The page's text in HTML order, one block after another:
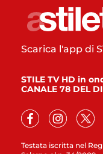
Testata iscritta nel
Scarica l'app di
STILE TV HD in
CANALE 78 DEL